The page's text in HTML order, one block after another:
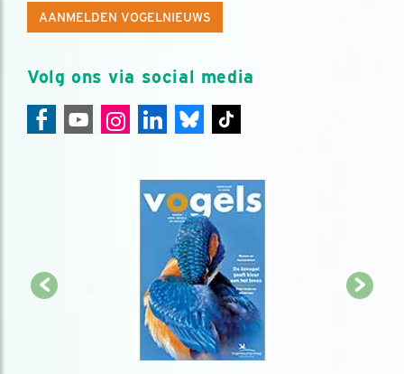
AANMELDEN VOGELNIEUWS
Volg ons via social media